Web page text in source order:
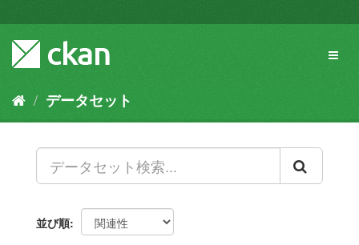
キ
容
データセット
並び順